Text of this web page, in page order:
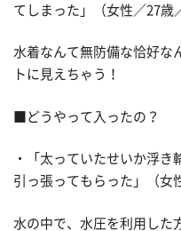
てしまった」（女性／27歳
水着なんて無防備な恰好な
トに見えちゃう！
■どうやって入ったの？
・「太っていたせいか浮き
引っ張ってもらった」（女
水の中で、水圧を利用した